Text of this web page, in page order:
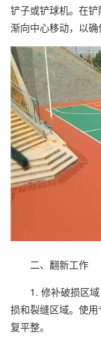
铲子或铲球机。在
渐向中心移动，以确
二、翻新工作
1. 修补破损区域
损和裂缝区域。使
复平整。